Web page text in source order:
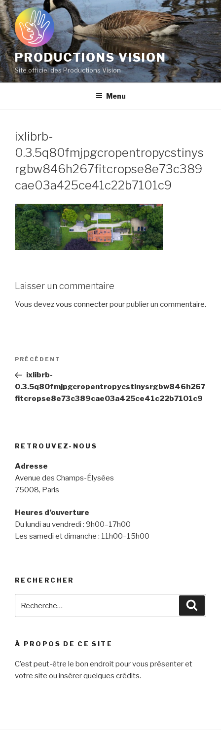
Aller
au
contenu
principal
PRODUCTIONS VISION
Site officiel des Productions Vision
Menu
ixlibrb-
0.3.5q80fmjpgcropentropycstinys
rgbw846h267fitcropse8e73c389
cae03a425ce41c22b7101c9
Laisser un commentaire
Vous devezvous connecterpour publier un commentaire.
Navigation
l’article
Article
précédent
PRÉCÉDENT
ixlibrb-
0.3.5q80fmjpgcropentropycstinysrgbw846h267
fitcropse8e73c389cae03a425ce41c22b7101c9
RETROUVEZ-NOUS
Adresse
Avenue des Champs-Élysées
75008, Paris
Heures d’ouverture
Du lundi au vendredi : 9h00–17h00
Les samedi et dimanche : 11h00–15h00
RECHERCHER
pour
À PROPOS DE CE SITE
C’est peut-être le bon endroit pour vous présenter et
votre site ou insérer quelques crédits.